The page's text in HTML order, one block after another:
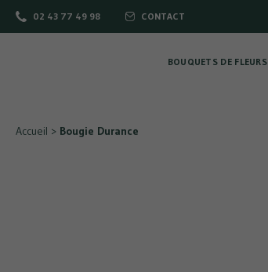
02 43 77 49 98 CONTACT
BOUQUETS DE FLEURS
Accueil > Bougie Durance